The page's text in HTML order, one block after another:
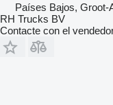
Países Bajos, Groot-
RH Trucks BV
Contacte con el